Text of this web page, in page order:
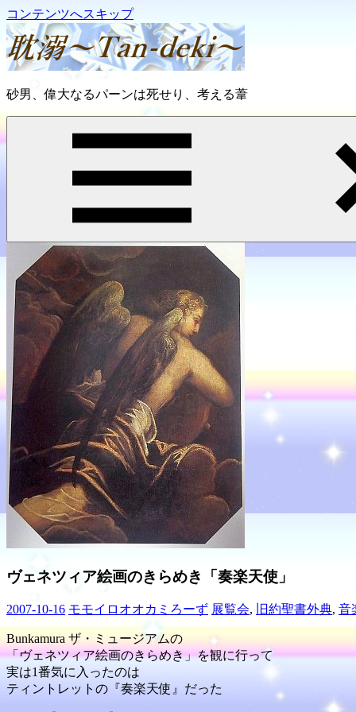
コンテンツへスキップ
耽
砂男、偉大なるパーンは死せり、考える葦
ヴェネツィア絵画のきらめき「奏楽天使」
2007-10-16 モモイロオオカミろーず 展覧会, 旧約聖書外典, 音
Bunkamura ザ・ミュージアムの
「ヴェネツィア絵画のきらめき」を観に行って
実は1番気に入ったのは
ティントレットの『奏楽天使』だった